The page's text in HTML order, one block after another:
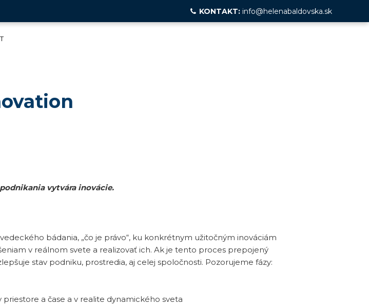
KONTAKT: info@helenabaldovska.sk
vytvára inovácie.
bádania, „čo je právo“, ku konkrétnym užitočným inováciám
v reálnom svete a realizovať ich. Ak je tento proces prepojený
stav podniku, prostredia, aj celej spoločnosti. Pozorujeme fázy:
a čase a v realite dynamického sveta